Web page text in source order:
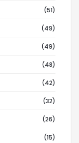
(51)
(49)
(49)
(48)
(42)
(32)
(26)
(15)